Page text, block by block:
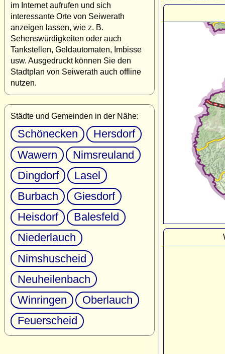
im Internet aufrufen und sich
interessante Orte von Seiwerath
anzeigen lassen, wie z. B.
Sehenswürdigkeiten oder auch
Tankstellen, Geldautomaten, Imbisse
usw. Ausgedruckt können Sie den
Stadtplan von Seiwerath auch offline
nutzen.
Städte und Gemeinden in der Nähe:
Schönecken
Hersdorf
Wawern
Nimsreuland
Dingdorf
Lasel
Burbach
Giesdorf
Heisdorf
Balesfeld
Niederlauch
Nimshuscheid
Neuheilenbach
Winringen
Oberlauch
Feuerscheid